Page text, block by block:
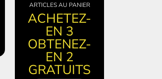
ARTICLES AU PANIER
ACHETEZ-
EN 3
OBTENEZ-
EN 2
GRATUITS